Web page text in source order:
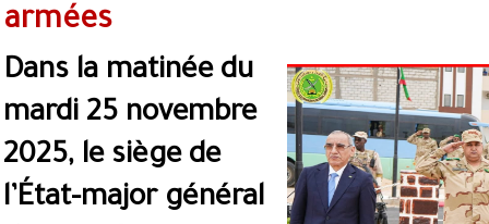
armées
Dans la matinée du
mardi 25 novembre
2025, le siège de
l’État-major général